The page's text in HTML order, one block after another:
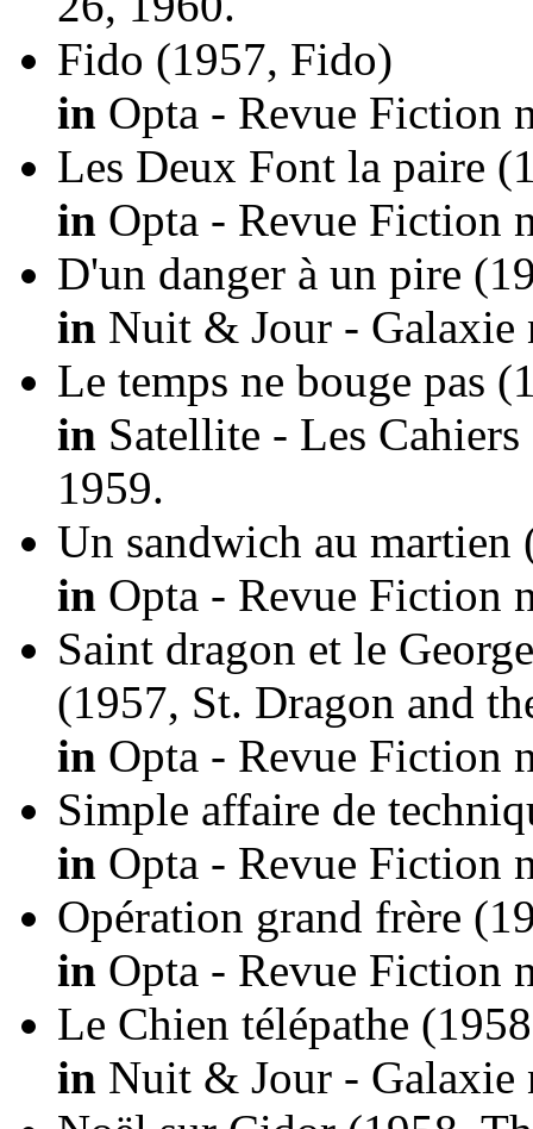
Fido (1957, Fido)
in Opta - Revue Fiction
Les Deux Font la paire
in Opta - Revue Fiction
D'un danger à un pire
in Nuit & Jour - Galaxie
Le temps ne bouge pas
in Satellite - Les
1959.
Un sandwich au martien
in Opta - Revue Fiction
Saint dragon et le
(1957, St. Dragon and
in Opta - Revue Fiction
Simple affaire de
in Opta - Revue Fiction
Opération grand frère
in Opta - Revue Fiction
Le Chien télépathe
in Nuit & Jour - Galaxie